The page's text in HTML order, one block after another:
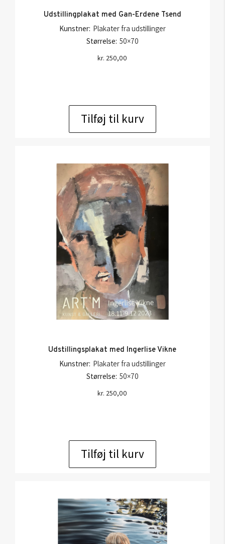
Udstillingplakat med Gan-Erdene Tsend
Kunstner: Plakater fra udstillinger
Størrelse: 50×70
kr. 250,00
Tilføj til kurv
Udstillingsplakat med Ingerlise Vikne
Kunstner: Plakater fra udstillinger
Størrelse: 50×70
kr. 250,00
Tilføj til kurv